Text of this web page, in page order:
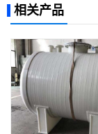
相关产品